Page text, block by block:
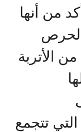
من أنها
الأتربة
التي تتجمع